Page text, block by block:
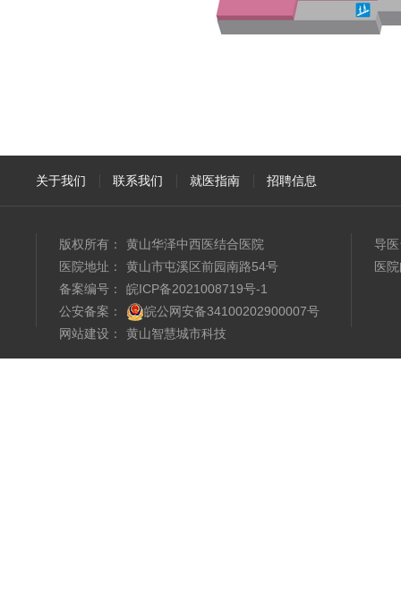
关于我们 联系我们 就医指南 招聘信息
版权所有：
黄山华泽中西医结合医院
医院地址：
黄山市屯溪区前园南路54号
备案编号：
皖ICP备2021008719号-1
公安备案：
皖公网安备34100202900007号
网站建设 ： 黄山智慧城市科技
导
医